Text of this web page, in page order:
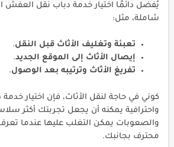
يُفضل دائمًا اختيار خدمة دباب نقل العفش
شاملة، مثل:
تعبئة وتغليف الأثاث قبل النقل.
إيصال الأثاث إلى الموقع الجديد.
تفريغ الأثاث وترتيبه بعد الوصول.
كوني في حاجة لنقل الأثاث، فإن اختيار
واحترافية يمكنه أن يجعل تجربتك أكثر
والصعوبات يمكن التغلب عليها عندما
محترف بجانبك.